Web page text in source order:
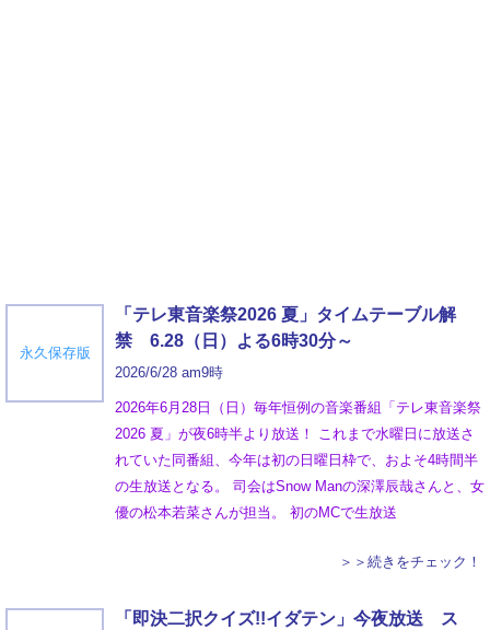
永久保存版
「テレ東音楽祭2026 夏」タイムテーブル解
禁 6.28（日）よる6時30分～
2026/6/28 am9時
2026年6月28日（日）毎年恒例の音楽番組「テレ東音楽祭
2026 夏」が夜6時半より放送！ これまで水曜日に放送さ
れていた同番組、今年は初の日曜日枠で、およそ4時間半
の生放送となる。 司会はSnow Manの深澤辰哉さんと、女
優の松本若菜さんが担当。 初のMCで生放送
＞＞続きをチェック！
「即決二択クイズ!!イダテン」今夜放送 ス